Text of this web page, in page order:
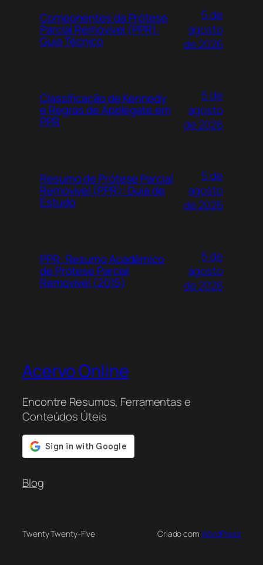
Componentes da Prótese
Parcial Removível (PPR):
Guia Técnico
5 de
agosto
de 2026
Classificação de Kennedy
e Regras de Applegate em
PPR
5 de
agosto
de 2026
Resumo de Prótese Parcial
Removível (PPR): Guia de
Estudo
5 de
agosto
de 2026
PPR: Resumo Acadêmico
de Prótese Parcial
Removível (2015)
5 de
agosto
de 2026
Acervo Online
Encontre Resumos, Ferramentas e
Conteúdos Úteis
Blog
Twenty Twenty-Five Criado com WordPress